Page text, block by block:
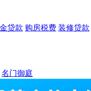
贷款 购房税费 装修贷款
名门御庭